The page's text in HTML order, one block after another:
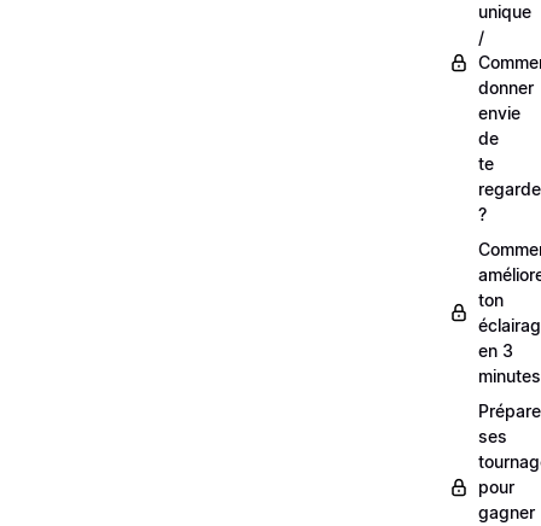
unique
/
donner
envie
de
te
?
ton
en 3
ses
pour
gagner